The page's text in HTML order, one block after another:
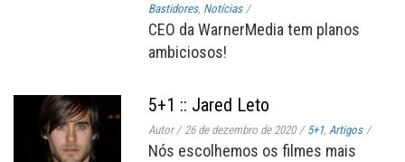
Bastidores, Notícias /
CEO da WarnerMedia tem planos
ambiciosos!
5+1 :: Jared Leto
Autor/ 26 de dezembro de 2020 / 5+1, Artigos /
Nós escolhemos os filmes mais